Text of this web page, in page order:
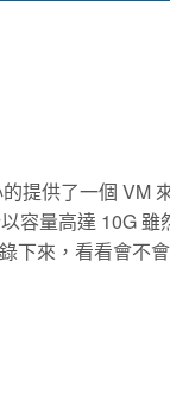
提供了一個 VM
容量高達 10G
下來，看看會不